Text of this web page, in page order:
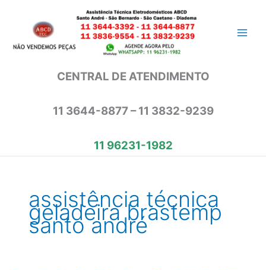
conteúdo
CENTRAL DE ATENDIMENTO
11 3644-8877 – 11 3832-9239
11 96231-1982
assistência técnica
geladeira brastemp
santo andré